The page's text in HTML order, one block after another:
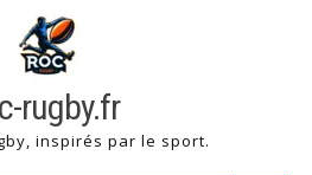
rugby.fr
inspirés par le sport.